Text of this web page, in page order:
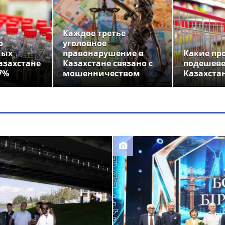
Каждое третье
уголовное
правонарушение в
Казахстане связано с
мошенничеством
Какие